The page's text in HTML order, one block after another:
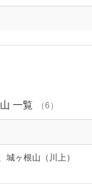
一覧 （6）
城ヶ根山（川上）